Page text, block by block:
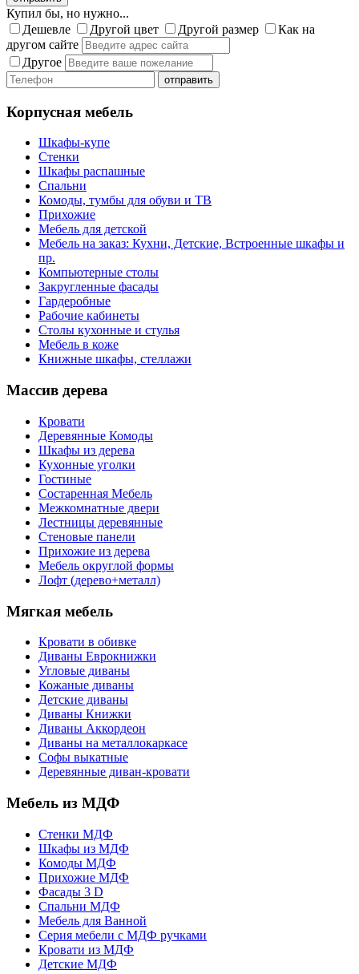
Купил бы, но нужно...
Дешевле
Другой цвет Другой размер
Как на
другом сайте
Другое
Корпусная мебель
Шкафы-купе
Стенки
Шкафы распашные
Спальни
Комоды, тумбы для обуви и ТВ
Прихожие
Мебель для детской
Мебель на заказ: Кухни, Детские, Встроенные шкафы и
пр.
Компьютерные столы
Закругленные фасады
Гардеробные
Рабочие кабинеты
Столы кухонные и стулья
Мебель в коже
Книжные шкафы, стеллажи
Массив дерева
Кровати
Деревянные Комоды
Шкафы из дерева
Кухонные уголки
Гостиные
Состаренная Мебель
Межкомнатные двери
Лестницы деревянные
Стеновые панели
Прихожие из дерева
Мебель округлой формы
Лофт (дерево+металл)
Мягкая мебель
Кровати в обивке
Диваны Еврокнижки
Угловые диваны
Кожаные диваны
Детские диваны
Диваны Книжки
Диваны Аккордеон
Диваны на металлокаркасе
Софы выкатные
Деревянные диван-кровати
Мебель из МДФ
Стенки МДФ
Шкафы из МДФ
Комоды МДФ
Прихожие МДФ
Фасады 3 D
Спальни МДФ
Мебель для Ванной
Серия мебели с МДФ ручками
Кровати из МДФ
Детские МДФ